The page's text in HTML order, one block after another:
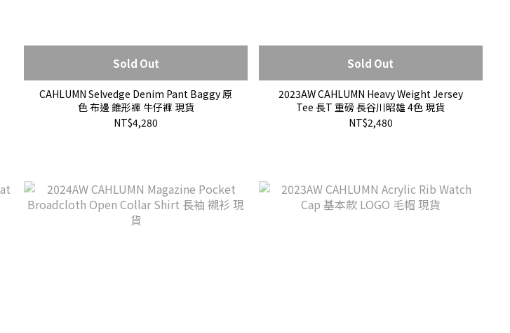
Sold Out
CAHLUMN Selvedge Denim Pant Baggy 原
色 布邊 錐形褲 牛仔褲 現貨
NT$4,280
Sold Out
2023AW CAHLUMN Heavy Weight Jersey
Tee 長T 重磅 長谷川昭雄 4色 現貨
NT$2,480